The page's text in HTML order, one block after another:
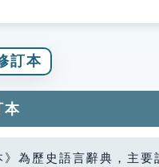
訂本
本
》為歷史語言辭典，主